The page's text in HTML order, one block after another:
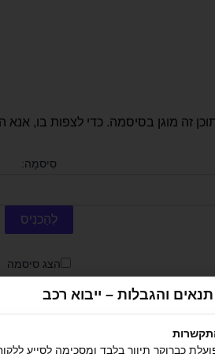
זה מוגן בסיסמה. כדי לצפות בו,
סִיסמָה:
הצג סיסמה
והגבלות – ייבוא רכב
כברוקר תיווך בלבד ומסכימה לסייע